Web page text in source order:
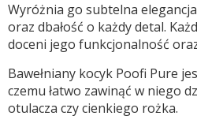
Wyróżnia go subtelna
oraz dbałość o każdy detal.
doceni jego funkcjonalność
Bawełniany kocyk Poofi Pure
czemu łatwo zawinąć w niego
otulacza czy cienkiego rożka.